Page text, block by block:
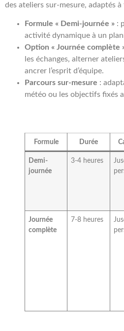
des ateliers sur-mesure, adaptés
Formule « Demi-journée » :
activité dynamique à un
Option « Journée complète
les échanges, alterner
ancrer l’esprit d’équipe.
Parcours sur-mesure :
météo ou les objectifs fixés
Formule Durée
Demi-
journée
3-4 heures
Journée
complète
7-8 heures